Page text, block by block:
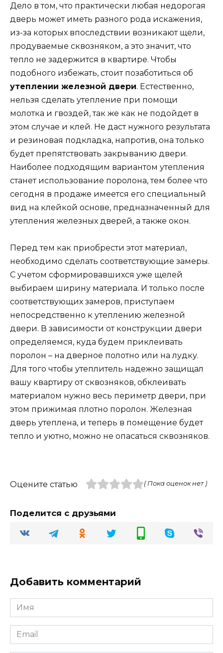
Дело в том, что практически любая недорогая
дверь может иметь разного рода искажения,
из-за которых впоследствии возникают щели,
продуваемые сквозняком, а это значит, что
тепло не задержится в квартире. Чтобы
подобного избежать, стоит позаботиться об
утеплении железной двери. Естественно,
нельзя сделать утепление при помощи
молотка и гвоздей, так же как не подойдет в
этом случае и клей. Не даст нужного результата
и резиновая подкладка, напротив, она только
будет препятствовать закрыванию двери.
Наиболее подходящим вариантом утепления
станет использование поролона, тем более что
сегодня в продаже имеется его специальный
вид на клейкой основе, предназначенный для
утепления железных дверей, а также окон.
Перед тем как приобрести этот материал,
необходимо сделать соответствующие замеры.
С учетом сформировавшихся уже щелей
выбираем ширину материала. И только после
соответствующих замеров, приступаем
непосредственно к утеплению железной
двери. В зависимости от конструкции двери
определяемся, куда будем приклеивать
поролон – на дверное полотно или на лудку.
Для того чтобы утеплитель надежно защищал
вашу квартиру от сквозняков, обклеивать
материалом нужно весь периметр двери, при
этом прижимая плотно поролон. Железная
дверь утеплена, и теперь в помещение будет
тепло и уютно, можно не опасаться сквозняков.
Оцените статью ( Пока оценок нет )
Поделится с друзьями
Добавить комментарий
Имя
Email